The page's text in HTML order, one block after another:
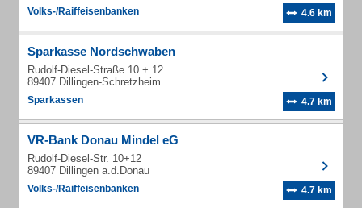
Volks-/Raiffeisenbanken 4.6 km
Sparkasse Nordschwaben
Rudolf-Diesel-Straße 10 + 12
89407 Dillingen-Schretzheim
Sparkassen 4.7 km
VR-Bank Donau Mindel eG
Rudolf-Diesel-Str. 10+12
89407 Dillingen a.d.Donau
Volks-/Raiffeisenbanken 4.7 km